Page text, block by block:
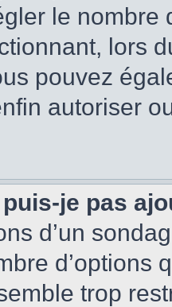
le nombre
lors
pouvez
autoriser
je pas
d’un
d’options
trop